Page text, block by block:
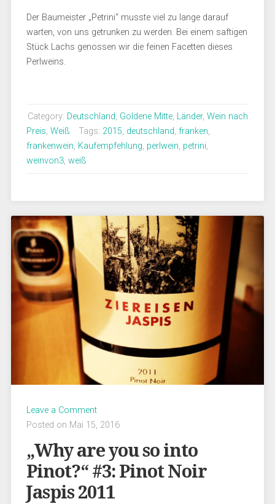
Der Baumeister „Petrini“ musste viel zu lange darauf
warten, von uns getrunken zu werden. Bei einem saftigen
Stück Lachs genossen wir die feinen Facetten dieses
Perlweins.
Category: Deutschland, Goldene Mitte, Länder, Wein nach
Preis, Weiß Tags: 2015, deutschland, franken,
frankenwein, Kaufempfehlung, perlwein, petrini,
weinvon3, weiß
Leave a Comment
Posted on Mai 15, 2016
„Why are you so into
Pinot?“ #3: Pinot Noir
Jaspis 2011